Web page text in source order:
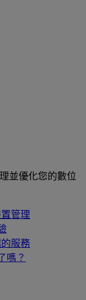
並優化您的數位
管理
服務
嗎？